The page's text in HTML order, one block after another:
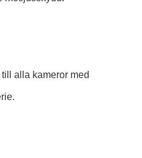
alla kameror med